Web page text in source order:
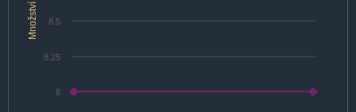
Množství
8
8.25
8.5